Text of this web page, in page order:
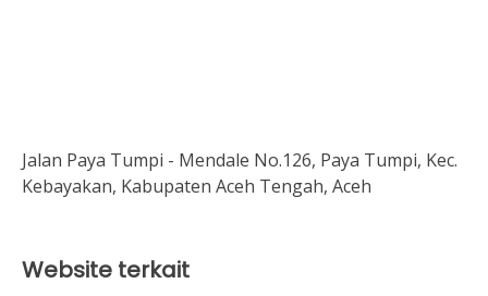
Jalan Paya Tumpi - Mendale No.126, Paya Tumpi, Kec.
Kebayakan, Kabupaten Aceh Tengah, Aceh
Website terkait